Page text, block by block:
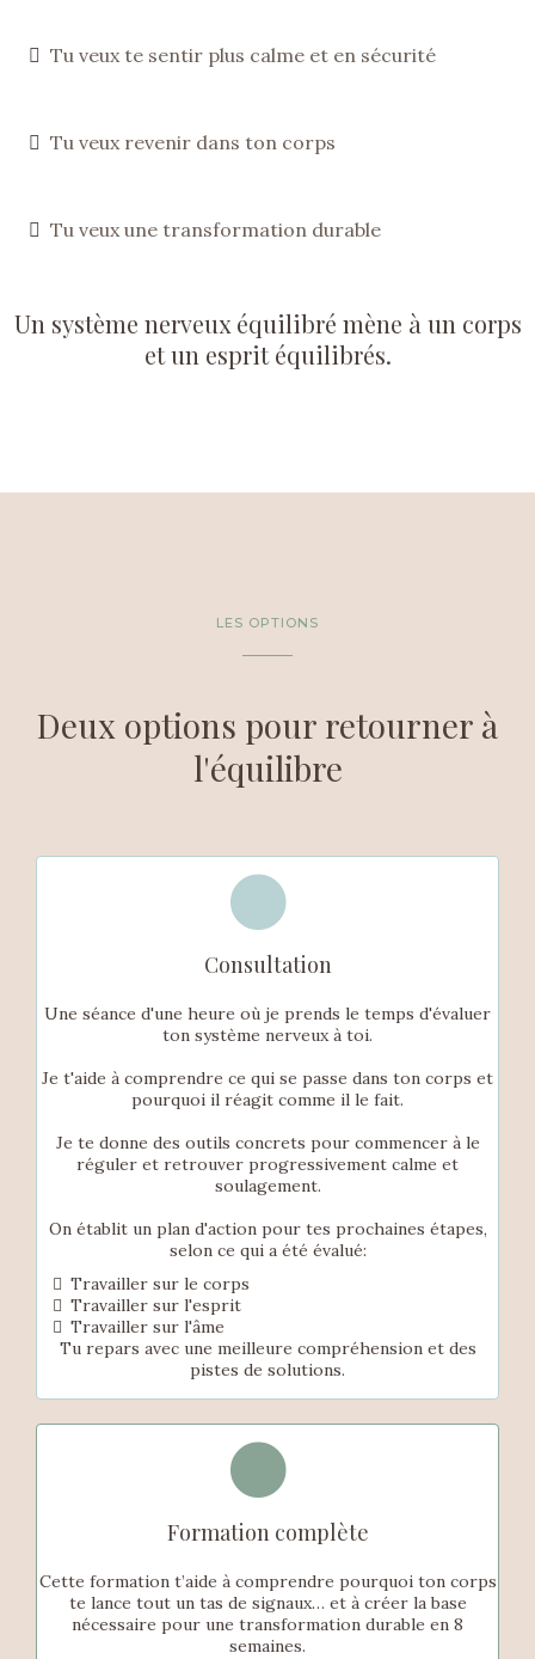
Tu veux te sentir plus calme et en sécurité
Tu veux revenir dans ton corps
Tu veux une transformation durable
Un système nerveux équilibré mène à un corps
et un esprit équilibrés.
LES OPTIONS
Deux options pour retourner à
l'équilibre
Consultation
Une séance d'une heure où je prends le temps d'évaluer
ton système nerveux à toi.
Je t'aide à comprendre ce qui se passe dans ton corps et
pourquoi il réagit comme il le fait.
Je te donne des outils concrets pour commencer à le
réguler et retrouver progressivement calme et
soulagement.
On établit un plan d'action pour tes prochaines étapes,
selon ce qui a été évalué:
Travailler sur le corps
Travailler sur l'esprit
Travailler sur l'âme
Tu repars avec une meilleure compréhension et des
pistes de solutions.
Formation complète
Cette formation t’aide à comprendre pourquoi ton corps
te lance tout un tas de signaux… et à créer la base
nécessaire pour une transformation durable en 8
semaines.